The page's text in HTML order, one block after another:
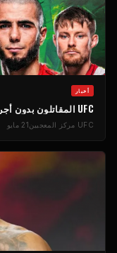
أخبار
UFC المقاتلون بدون أجر
UFC مركز المعجبين21 مايو